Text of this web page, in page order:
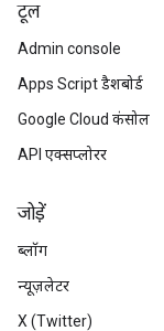
टूल
Admin console
Apps Script डैशबोर्ड
Google Cloud कंसोल
API एक्सप्लोरर
जोड़ें
ब्लॉग
न्यूज़लेटर
X (Twitter)